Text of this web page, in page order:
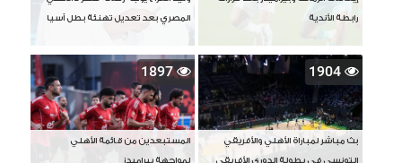
رابطة الأندية المصري بعد تعديل تهنئة بطل آسيا
1904
بث مباشر لمباراة الأهلي والأفريقي
التونسي في بطولة الدوري الأفريقي
1897
المستبعدين من قائمة الأهلي
لمواجهة بيراميدز